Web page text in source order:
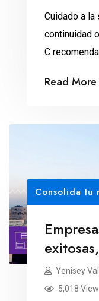
Cuidado a la
continuidad
C
Read More
Consolida tu
Yenisey
5,018